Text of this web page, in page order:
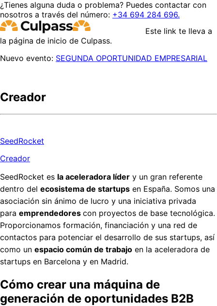
¿Tienes alguna duda o problema? Puedes contactar con
nosotros a través del número: +34 694 284 696.
Este link te lleva a
la página de inicio de Culpass.
Nuevo evento: SEGUNDA OPORTUNIDAD EMPRESARIAL
Creador
SeedRocket
Creador
SeedRocket es la aceleradora líder y un gran referente
dentro del ecosistema de startups en España. Somos una
asociación sin ánimo de lucro y una iniciativa privada
para emprendedores con proyectos de base tecnológica.
Proporcionamos formación, financiación y una red de
contactos para potenciar el desarrollo de sus startups, así
como un espacio común de trabajo en la aceleradora de
startups en Barcelona y en Madrid.
Cómo crear una máquina de
generación de oportunidades B2B